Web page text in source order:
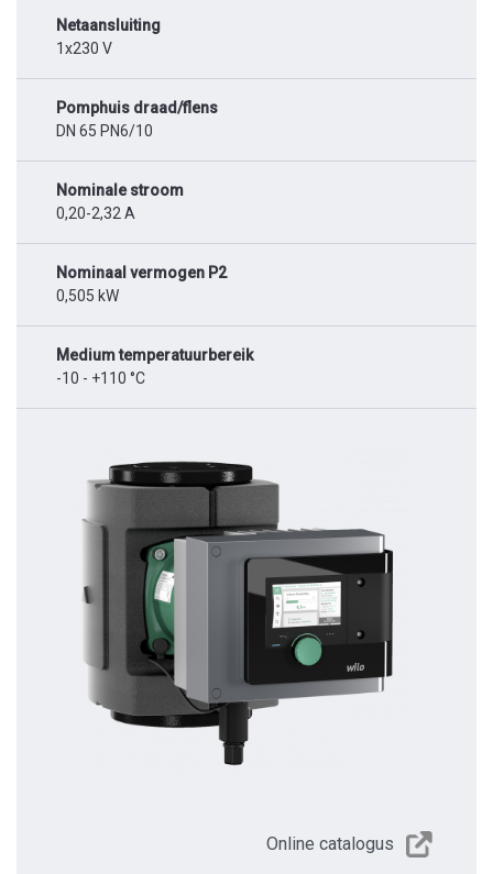
Netaansluiting
1x230 V
Pomphuis draad/flens
DN 65 PN6/10
Nominale stroom
0,20-2,32 A
Nominaal vermogen P2
0,505 kW
Medium temperatuurbereik
-10 - +110 °C
Online catalogus